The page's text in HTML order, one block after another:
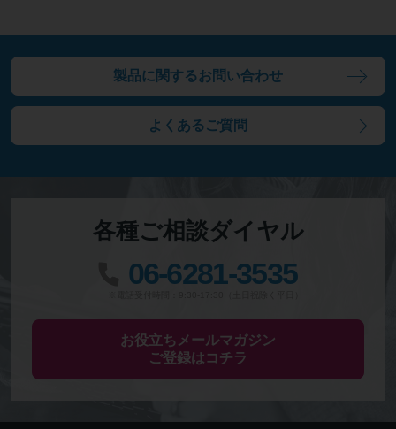
製品に関するお問い合わせ
よくあるご質問
各種ご相談ダイヤル
06-6281-3535
お役立ちメールマガジン
ご登録はコチラ